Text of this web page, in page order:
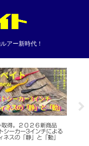
アー新時代！
取得。２０２６新商品
シーカー3インチによる
ネスの「静」と「動」